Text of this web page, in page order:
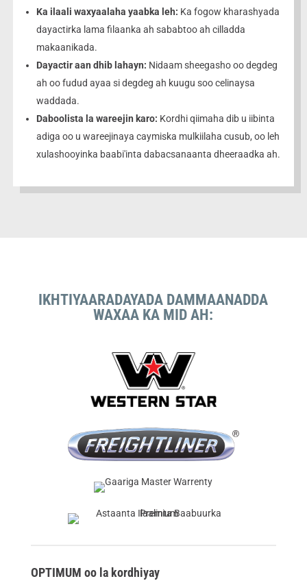
Ka ilaali waxyaalaha yaabka leh: Ka fogow kharashyada
dayactirka lama filaanka ah sababtoo ah cilladda
makaanikada.
Dayactir aan dhib lahayn: Nidaam sheegasho oo degdeg
ah oo fudud ayaa si degdeg ah kuugu soo celinaysa
waddada.
Daboolista la wareejin karo: Kordhi qiimaha dib u iibinta
adiga oo u wareejinaya caymiska mulkiilaha cusub, oo leh
xulashooyinka baabi'inta dabacsanaanta dheeraadka ah.
IKHTIYAARADAYADA DAMMAANADDA
WAXAA KA MID AH:
OPTIMUM oo la kordhiyay